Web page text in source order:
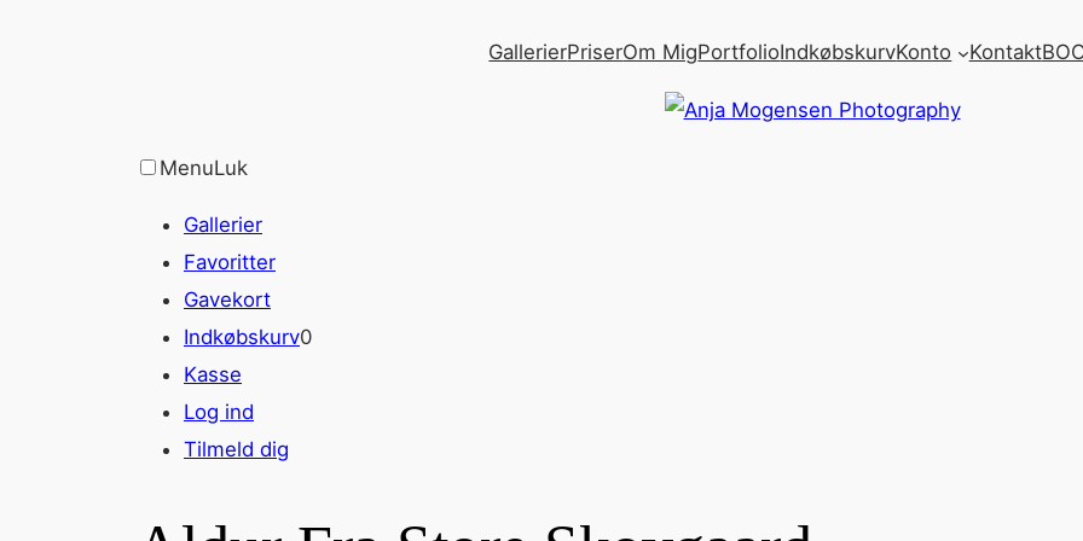
GallerierPriserOm MigPortfolioIndkøbskurvKonto Kontakt
MenuLuk
Gallerier
Favoritter
Gavekort
Indkøbskurv0
Kasse
Log ind
Tilmeld dig